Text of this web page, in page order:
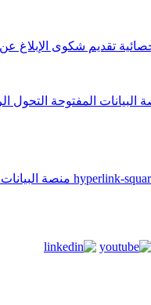
تقديم شكوى الإبلاغ
البيانات المفتوحة التحول
منصة